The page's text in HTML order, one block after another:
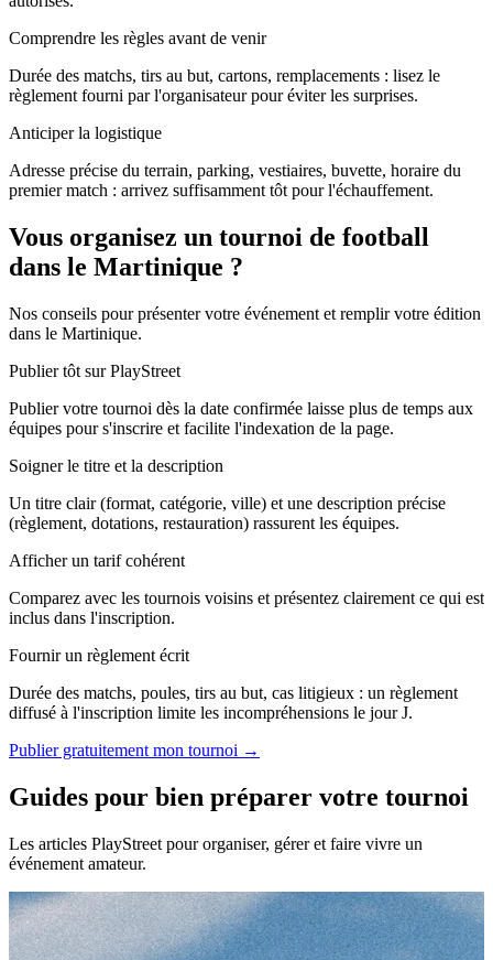
Comprendre les règles avant de venir
Durée des matchs, tirs au but, cartons, remplacements : lisez le
règlement fourni par l'organisateur pour éviter les surprises.
Anticiper la logistique
Adresse précise du terrain, parking, vestiaires, buvette, horaire du
premier match : arrivez suffisamment tôt pour l'échauffement.
Vous organisez un tournoi de football
dans le Martinique ?
Nos conseils pour présenter votre événement et remplir votre édition
dans le Martinique.
Publier tôt sur PlayStreet
Publier votre tournoi dès la date confirmée laisse plus de temps aux
équipes pour s'inscrire et facilite l'indexation de la page.
Soigner le titre et la description
Un titre clair (format, catégorie, ville) et une description précise
(règlement, dotations, restauration) rassurent les équipes.
Afficher un tarif cohérent
Comparez avec les tournois voisins et présentez clairement ce qui est
inclus dans l'inscription.
Fournir un règlement écrit
Durée des matchs, poules, tirs au but, cas litigieux : un règlement
diffusé à l'inscription limite les incompréhensions le jour J.
Publier gratuitement mon tournoi →
Guides pour bien préparer votre tournoi
Les articles PlayStreet pour organiser, gérer et faire vivre un
événement amateur.